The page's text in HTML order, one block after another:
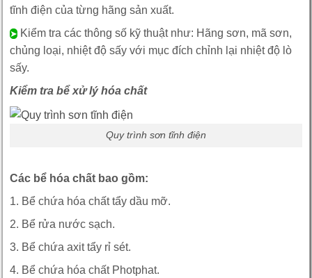
tĩnh điện của từng hãng sản xuất.
➤ Kiểm tra các thông số kỹ thuật như: Hãng sơn, mã sơn,
chủng loại, nhiệt độ sấy với mục đích chỉnh lại nhiệt độ lò
sấy.
Kiểm tra bể xử lý hóa chất
Quy trình sơn tĩnh điện
Các bể hóa chất bao gồm:
1. Bể chứa hóa chất tẩy dầu mỡ.
2. Bể rửa nước sạch.
3. Bể chứa axit tẩy rỉ sét.
4. Bể chứa hóa chất Photphat.